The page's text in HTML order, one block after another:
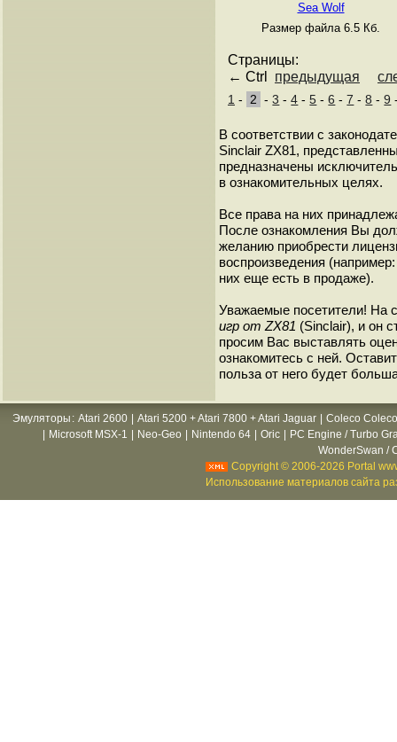
Sea Wolf
Размер файла 6.5 Кб.
Страницы:
← Ctrl предыдущая
1 - 2 -3 -4 -5 -6 -7 -8 -9
В соответствии с
Sinclair ZX81,
предназначены
в ознакомительных целях.
Все права на них
После ознакомления Вы
желанию приобрести
воспроизведения
них еще есть в продаже).
Уважаемые посетители! На
игр от ZX81 (Sinclair), и он
просим Вас выставлять
ознакомитесь с ней.
польза от него будет
Эмуляторы : Atari 2600 Atari 5200 + Atari 7800 + Atari Jaguar
Coleco
Microsoft MSX-1 Neo-Geo Nintendo 64 Oric
PC Engine / Turbo
WonderSwan /
Copyright © 2006-2026 Portal
Использование материалов сайта